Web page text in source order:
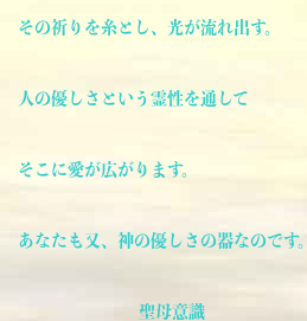
その祈りを糸とし、光が流れ出す。
人の優しさという霊性を通して
そこに愛が広がります。
あなたも又、神の優しさの器なのです。
聖母意識